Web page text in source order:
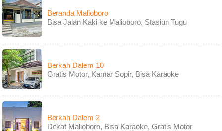
Beranda Malioboro
Bisa Jalan Kaki ke Malioboro, Stasiun Tugu
Berkah Dalem 10
Gratis Motor, Kamar Sopir, Bisa Karaoke
Berkah Dalem 2
Dekat Malioboro, Bisa Karaoke, Gratis Motor